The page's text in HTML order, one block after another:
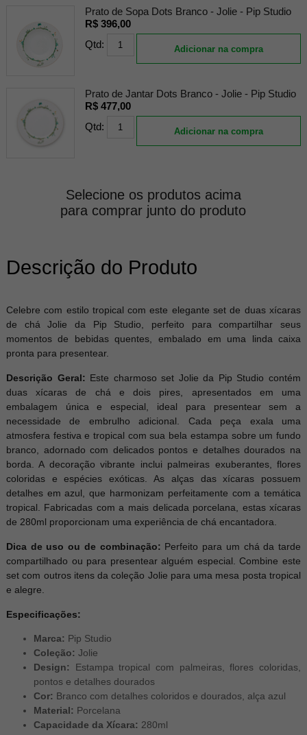
Prato de Sopa Dots Branco - Jolie - Pip Studio
R$ 396,00
Qtd:
Adicionar na compra
Prato de Jantar Dots Branco - Jolie - Pip Studio
R$ 477,00
Qtd:
Adicionar na compra
Selecione os produtos acima
para comprar junto do produto
Descrição do Produto
Celebre com estilo tropical com este elegante set de duas xícaras
de chá Jolie da Pip Studio, perfeito para compartilhar seus
momentos de bebidas quentes, embalado em uma linda caixa
pronta para presentear.
Descrição Geral: Este charmoso set Jolie da Pip Studio contém
duas xícaras de chá e dois pires, apresentados em uma
embalagem única e especial, ideal para presentear sem a
necessidade de embrulho adicional. Cada peça exala uma
atmosfera festiva e tropical com sua bela estampa sobre um fundo
branco, adornado com delicados pontos e detalhes dourados na
borda. A decoração vibrante inclui palmeiras exuberantes, flores
coloridas e espécies exóticas. As alças das xícaras possuem
detalhes em azul, que harmonizam perfeitamente com a temática
tropical. Fabricadas com a mais delicada porcelana, estas xícaras
de 280ml proporcionam uma experiência de chá encantadora.
Dica de uso ou de combinação: Perfeito para um chá da tarde
compartilhado ou para presentear alguém especial. Combine este
set com outros itens da coleção Jolie para uma mesa posta tropical
e alegre.
Especificações:
Marca: Pip Studio
Coleção: Jolie
Design:
Estampa tropical com palmeiras, flores coloridas,
pontos e detalhes dourados
Cor: Branco com detalhes coloridos e dourados, alça azul
Material: Porcelana
Capacidade da Xícara: 280ml